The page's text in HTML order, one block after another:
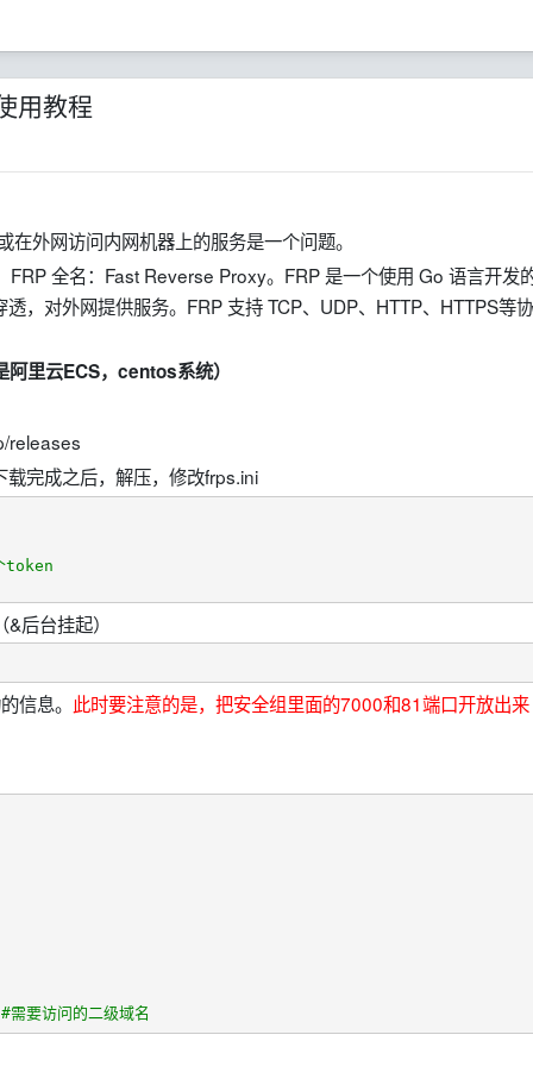
用教程
外网访问内网机器上的服务是一个问题。
全名：Fast Reverse Proxy。FRP 是一个使用 Go 语言开发
，对外网提供服务。FRP 支持 TCP、UDP、HTTP、HTTPS等
里云ECS，centos系统）
releases
完成之后，解压，修改frps.ini
token
后台挂起）
信息。 此时要注意的是，把安全组里面的7000和81端口开放出来
#需要访问的二级域名